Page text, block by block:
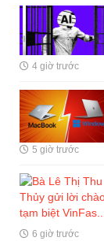
4 giờ trước
5 giờ trước
6 giờ trước